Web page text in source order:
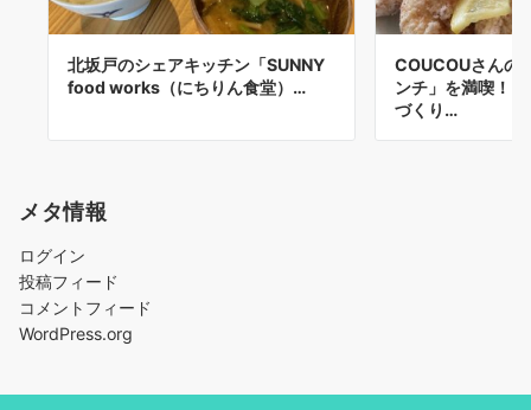
北坂戸のシェアキッチン「SUNNY
food works（にちりん食堂）…
COUCOUさんの
ンチ」を満喫！
づくり…
メタ情報
ログイン
投稿フィード
コメントフィード
WordPress.org